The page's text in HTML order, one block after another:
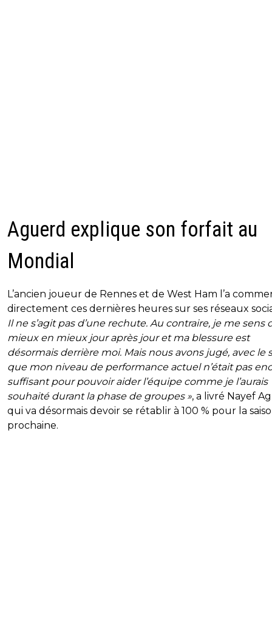
Aguerd explique son forfait au
Mondial
L’ancien joueur de Rennes et de West Ham l’a
directement ces dernières heures sur ses réseaux
Il ne s’agit pas d’une rechute. Au contraire, je me sens
mieux en mieux jour après jour et ma blessure est
désormais derrière moi. Mais nous avons jugé, avec le
que mon niveau de performance actuel n’était pas
suffisant pour pouvoir aider l’équipe comme je l’aurais
souhaité durant la phase de groupes », a livré Nayef
qui va désormais devoir se rétablir à 100 % pour la
prochaine.